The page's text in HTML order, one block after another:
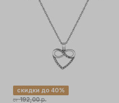
от 192,00р.
скидки до 40%